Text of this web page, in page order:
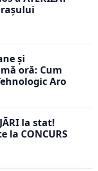
și
oră: Cum
Aro
la stat!
la CONCURS